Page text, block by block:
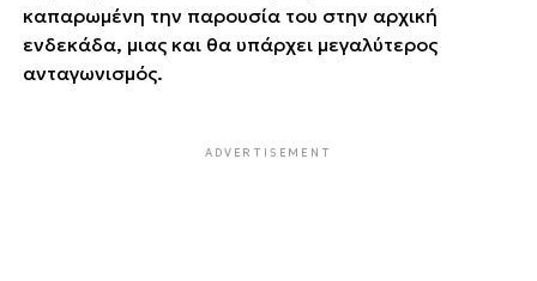
καπαρωμένη την παρουσία του στην αρχική
ενδεκάδα, μιας και θα υπάρχει μεγαλύτερος
ανταγωνισμός.
ADVERTISEMENT